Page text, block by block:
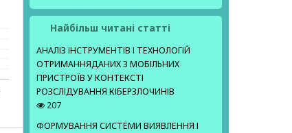
Найбільш читані статті
АНАЛІЗ ІНСТРУМЕНТІВ І ТЕХНОЛОГІЙ
ОТРИМАННЯДАНИХ З МОБІЛЬНИХ
ПРИСТРОЇВ У КОНТЕКСТІ
РОЗСЛІДУВАННЯ КІБЕРЗЛОЧИНІВ
207
ФОРМУВАННЯ СИСТЕМИ ВИЯВЛЕННЯ І